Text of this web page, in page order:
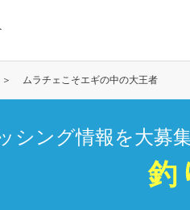
ムラチェこそエギの中の大王者
シング情報を大募
釣